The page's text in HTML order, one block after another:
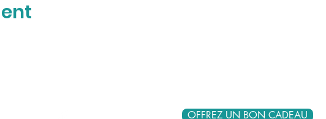
OFFREZ UN BON CADEAU